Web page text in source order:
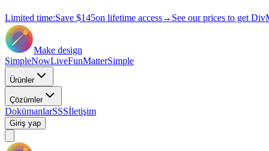
Limited time:Save $145on lifetime access→ See our prices to get
Make design
SimpleNowLiveFunMatterSimple
Ürünler
Çözümler
DokümanlarSSSİletişim
Giriş yap